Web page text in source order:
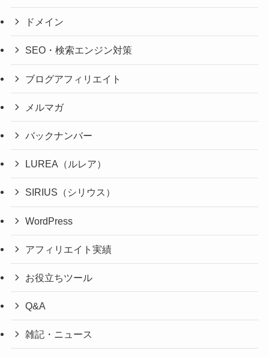
ドメイン
SEO・検索エンジン対策
ブログアフィリエイト
メルマガ
バックナンバー
LUREA（ルレア）
SIRIUS（シリウス）
WordPress
アフィリエイト実績
お役立ちツール
Q&A
雑記・ニュース